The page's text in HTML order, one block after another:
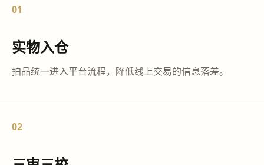
01
实物入仓
拍品统一进入平台流程，降低线上交易的信息落差。
02